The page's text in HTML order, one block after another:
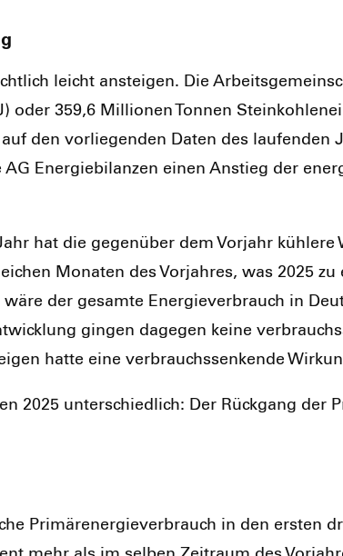
leicht anstei­gen. Die
oder 359,6 Mil­lio­nen Ton­nen
den vor­lie­gen­den Daten des lau­fen­den
Ener­gie­bi­lan­zen einen Anstieg der
hat die gegen­über dem Vor­jahr
Mona­ten des Vor­jah­res, was 2025
der gesam­te Ener­gie­ver­brauch in
gin­gen dage­gen kei­ne
hat­te eine ver­brauchs­sen­ken­de
2025 unter­schied­lich: Der Rück­gang
Pri­mär­ener­gie­ver­brauch in den ers­ten